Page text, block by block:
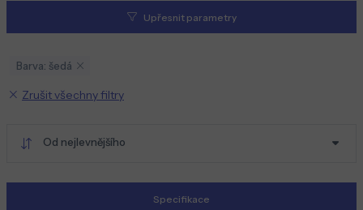
Upřesnit parametry
Barva: šedá
Zrušit všechny filtry
Od nejlevnějšího
Specifikace